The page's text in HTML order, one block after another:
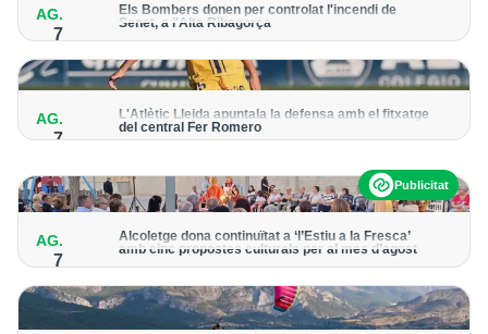
AG.
7
Els Bombers donen per controlat l'incendi de
Senet, a l'Alta Ribagorça
El cos manté la vigilància de la zona amb drons i mitjans aeris
AG.
7
L'Atlètic Lleida apuntala la defensa amb el fitxatge
del central Fer Romero
Publicitat
AG.
7
Alcoletge dona continuïtat a ‘l’Estiu a la Fresca’
amb cinc propostes culturals per al mes d’agost
Un dels grans protagonistes de la programació serà